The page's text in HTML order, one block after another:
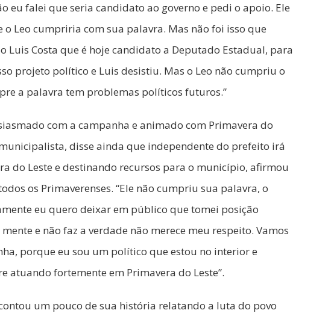
eu falei que seria candidato ao governo e pedi o apoio. Ele
Leo cumpriria com sua palavra. Mas não foi isso que
Luis Costa que é hoje candidato a Deputado Estadual, para
projeto político e Luis desistiu. Mas o Leo não cumpriu o
a palavra tem problemas políticos futuros.”
com a campanha e animado com Primavera do
disse ainda que independente do prefeito irá
do Leste e destinando recursos para o município, afirmou
os Primaverenses. “Ele não cumpriu sua palavra, o
eu quero deixar em público que tomei posição
e não faz a verdade não merece meu respeito. Vamos
porque eu sou um político que estou no interior e
atuando fortemente em Primavera do Leste”.
um pouco de sua história relatando a luta do povo